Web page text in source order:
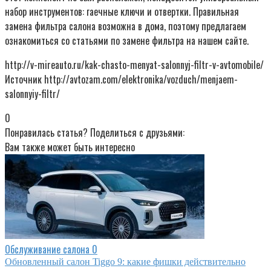
набор инструментов: гаечные ключи и отвертки. Правильная
замена фильтра салона возможна в дома, поэтому предлагаем
ознакомиться со статьями по замене фильтра на нашем сайте.
http://v-mireauto.ru/kak-chasto-menyat-salonnyj-filtr-v-avtomobile/
Источник http://avtozam.com/elektronika/vozduch/menjaem-
salonnyiy-filtr/
0
Понравилась статья? Поделиться с друзьями:
Вам также может быть интересно
Обслуживание салона 0
Обновленный салон Tiggo 9: какие фишки действительно